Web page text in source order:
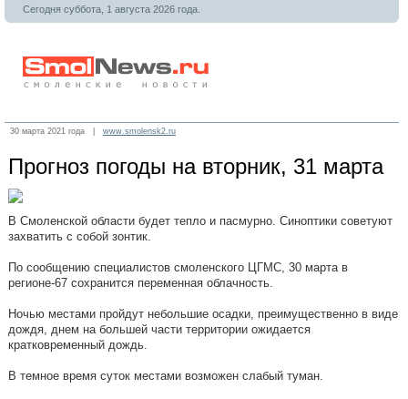
Сегодня суббота, 1 августа 2026 года.
30 марта 2021 года | www.smolensk2.ru
Прогноз погоды на вторник, 31 марта
В Смоленской области будет тепло и пасмурно. Синоптики советуют
захватить с собой зонтик.
По сообщению специалистов смоленского ЦГМС, 30 марта в
регионе-67 сохранится переменная облачность.
Ночью местами пройдут небольшие осадки, преимущественно в виде
дождя, днем на большей части территории ожидается
кратковременный дождь.
В темное время суток местами возможен слабый туман.